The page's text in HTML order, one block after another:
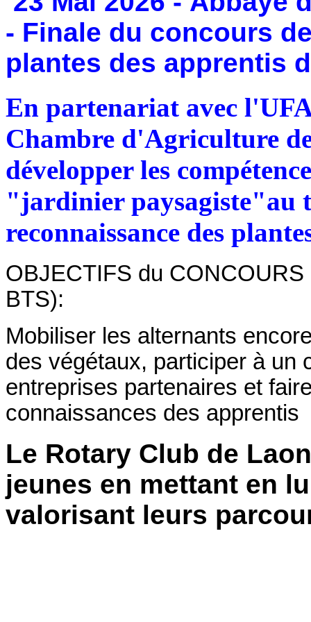
- Finale du concours
plantes des apprentis
En partenariat avec
Chambre d'Agriculture
développer les
"jardinier paysagiste"au
reconnaissance des
OBJECTIFS du
BTS):
Mobiliser les alternants
des végétaux, participer à un
entreprises partenaires et
connaissances des apprentis
Le Rotary Club de
jeunes en mettant en
valorisant leurs